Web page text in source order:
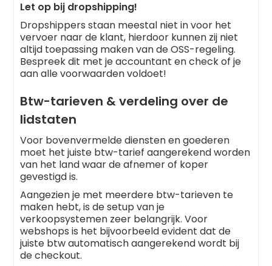
Let op bij dropshipping!
Dropshippers staan meestal niet in voor het
vervoer naar de klant, hierdoor kunnen zij niet
altijd toepassing maken van de OSS-regeling.
Bespreek dit met je accountant en check of je
aan alle voorwaarden voldoet!
Btw-tarieven & verdeling over de
lidstaten
Voor bovenvermelde diensten en goederen
moet het juiste btw-tarief aangerekend worden
van het land waar de afnemer of koper
gevestigd is.
Aangezien je met meerdere btw-tarieven te
maken hebt, is de setup van je
verkoopsystemen zeer belangrijk. Voor
webshops is het bijvoorbeeld evident dat de
juiste btw automatisch aangerekend wordt bij
de checkout.